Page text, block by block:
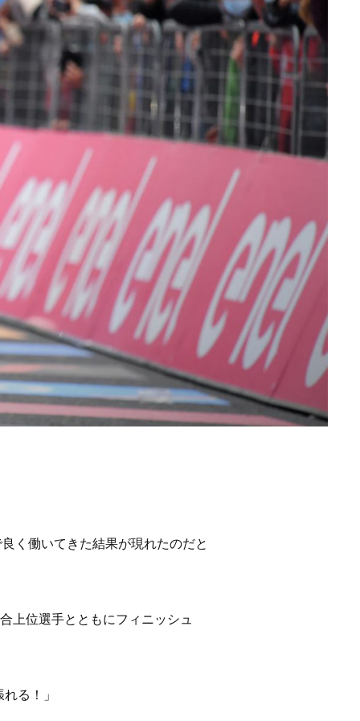
く働いてきた結果が現れたのだと
上位選手とともにフィニッシュ
る！」